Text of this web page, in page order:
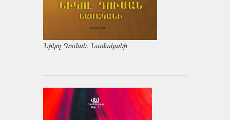
Նիկոլ Դուման. Նամականի